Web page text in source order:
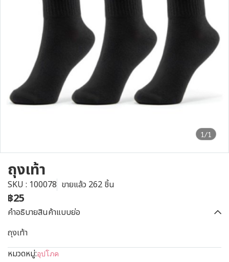
1/1
ถุงเท้า
SKU : 100078 ขายแล้ว 262 ชิ้น
฿25
คำอธิบายสินค้าแบบย่อ
ถุงเท้า
หมวดหมู่:อุปโภค